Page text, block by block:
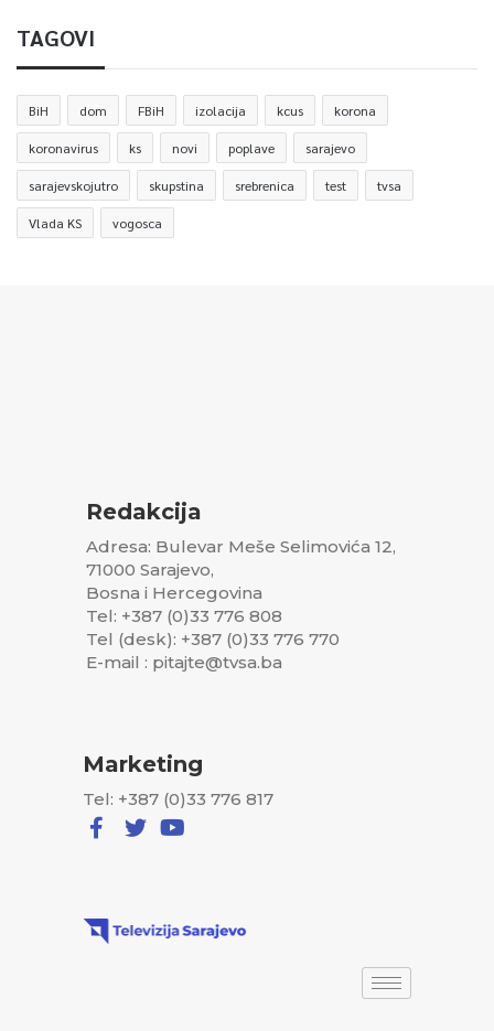
TAGOVI
BiH dom FBiH izolacija kcus korona
koronavirus ks novi poplave sarajevo
sarajevskojutro skupstina srebrenica test tvsa
Vlada KS vogosca
Redakcija
Adresa: Bulevar Meše Selimovića 12,
71000 Sarajevo,
Bosna i Hercegovina
Tel: +387 (0)33 776 808
Tel (desk): +387 (0)33 776 770
E-mail : pitajte@tvsa.ba
Marketing
Tel: +387 (0)33 776 817